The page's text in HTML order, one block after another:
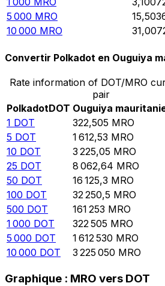
5 000 MRO
10 000 MRO
Convertir Polkadot en Ouguiya
Rate information of DOT/MRO
pair
PolkadotDOT Ouguiya
1 DOT 322,505 MRO
5 DOT 1 612,53 MRO
10 DOT 3 225,05 MRO
25 DOT 8 062,64 MRO
50 DOT 16 125,3 MRO
100 DOT 32 250,5 MRO
500 DOT 161 253 MRO
1 000 DOT 322 505 MRO
5 000 DOT 1 612 530 MRO
10 000 DOT 3 225 050 MRO
Graphique : MRO vers DOT